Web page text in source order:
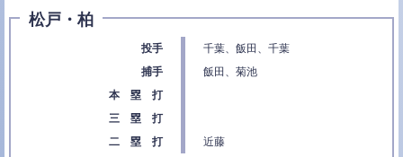
松戸・柏
投手
千葉、飯田、千葉
捕手
飯田、菊池
本 塁 打
三 塁 打
二 塁 打
近藤